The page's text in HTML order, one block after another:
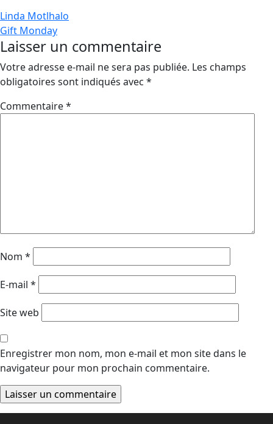
Navigation
de
l’article
Linda Motlhalo
Gift Monday
Laisser un commentaire
Votre adresse e-mail ne sera pas publiée. Les champs
obligatoires sont indiqués avec *
Commentaire*
Nom *
E-mail *
Site web
Enregistrer mon nom, mon e-mail et mon site dans le
navigateur pour mon prochain commentaire.